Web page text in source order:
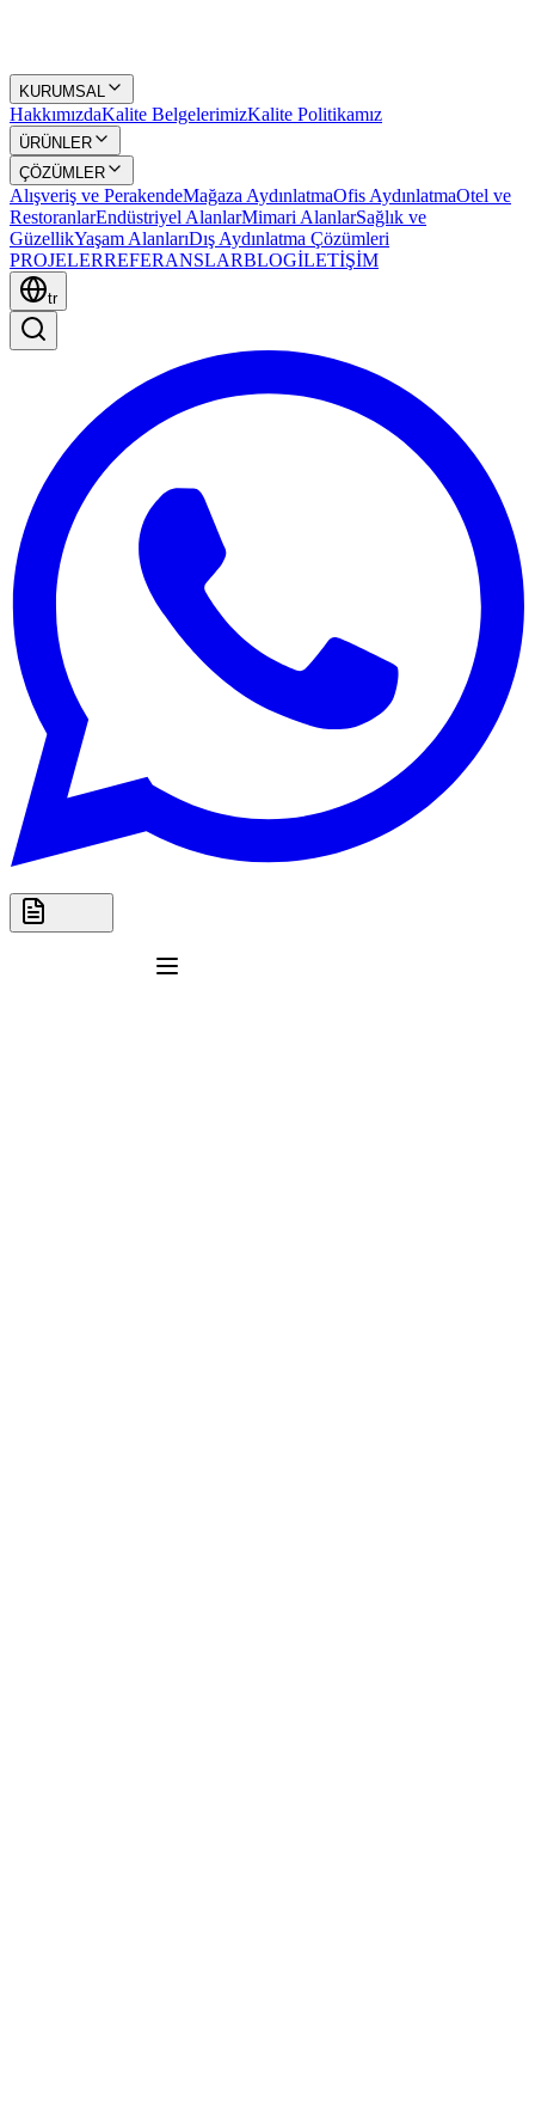
KURUMSAL
HakkımızdaKalite BelgelerimizKalite Politikamız
ÜRÜNLER
ÇÖZÜMLER
Alışveriş ve PerakendeMağaza AydınlatmaOfis AydınlatmaOtel ve
RestoranlarEndüstriyel AlanlarMimari AlanlarSağlık ve
GüzellikYaşam AlanlarıDış Aydınlatma Çözümleri
PROJELERREFERANSLARBLOGİLETİŞİM
tr